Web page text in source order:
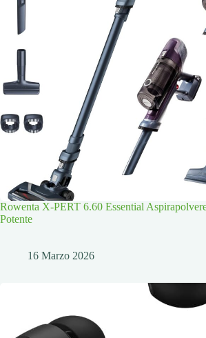
Rowenta X-PERT 6.60 Essential
Potente
16 Marzo 2026